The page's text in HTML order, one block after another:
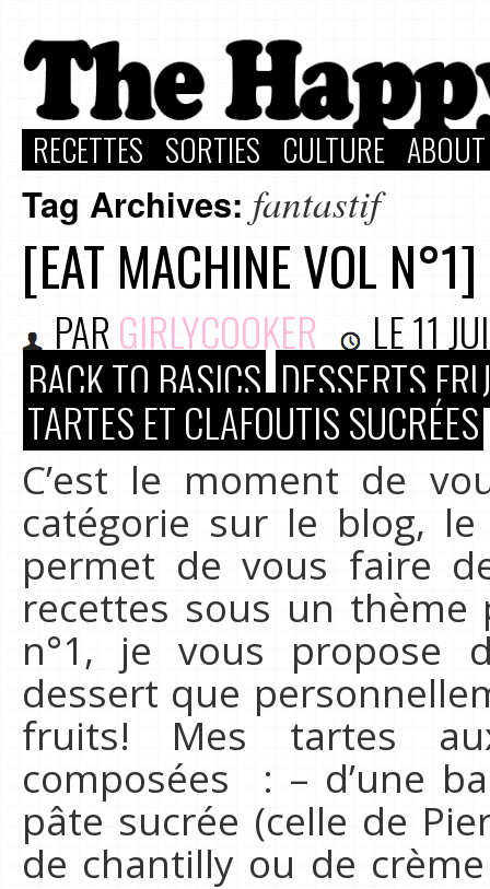
RECETTES SORTIES CULTURE
Tag Archives: fantastif
[EAT MACHINE VOL
PAR GIRLYCOOKER LE11
BACK TO BASICS DESSERTS
TARTES ET CLAFOUTIS SUCRÉES
C’est le moment de
catégorie sur le blog,
permet de vous faire
recettes sous un thème
n°1, je vous propose
dessert que
fruits! Mes tartes
composées : – d’une
pâte sucrée (celle de
de chantilly ou de